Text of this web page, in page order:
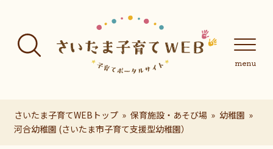
さいたま子育てWEBトップ 保育施設・あそび場
幼稚園
河合幼稚園 (さいたま市子育て支援型幼稚園）